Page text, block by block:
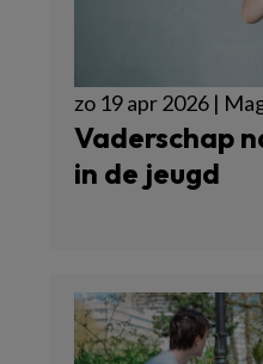
zo 19 apr 2026 |
Vaderschap
in de jeugd